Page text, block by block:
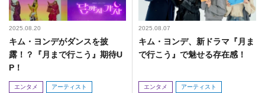
2025.08.20
キム・ヨンデがダンスを披
露！？『月まで行こう』期待U
P！
エンタメ アーティスト
2025.08.07
キム・ヨンデ、新ドラマ『月ま
で行こう』で魅せる存在感！
エンタメ アーティスト